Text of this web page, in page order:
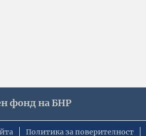
фонд на БНР
Политика за поверителност